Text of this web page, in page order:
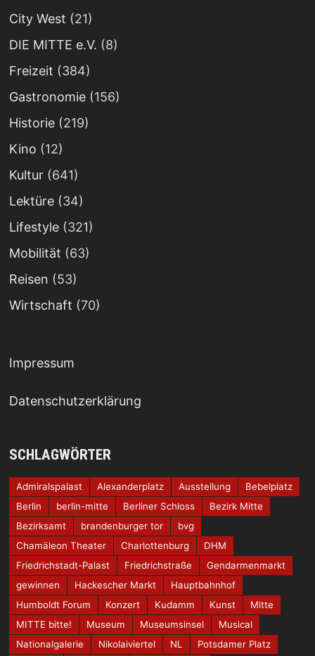
City West (21)
DIE MITTE e.V. (8)
Freizeit (384)
Gastronomie(156)
Historie(219)
Kino (12)
Kultur(641)
Lektüre(34)
Lifestyle(321)
Mobilität (63)
Reisen (53)
Wirtschaft (70)
Impressum
Datenschutzerklärung
SCHLAGWÖRTER
Admiralspalast Alexanderplatz Ausstellung
Bebelplatz
Berlin
berlin-mitte Berliner Schloss
Bezirk Mitte
Bezirksamt
brandenburger tor
bvg
Chamäleon Theater
Charlottenburg
DHM
Friedrichstadt-Palast
Friedrichstraße
Gendarmenmarkt
gewinnen
Hackescher Markt
Hauptbahnhof
Humboldt Forum
Konzert Kudamm Kunst
Mitte
MITTE bitte!
Museum Museumsinsel
Musical
Nationalgalerie
Nikolaiviertel NL Potsdamer Platz